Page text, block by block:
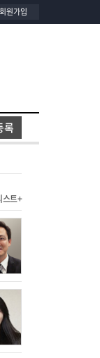
회원가입
록
스트+